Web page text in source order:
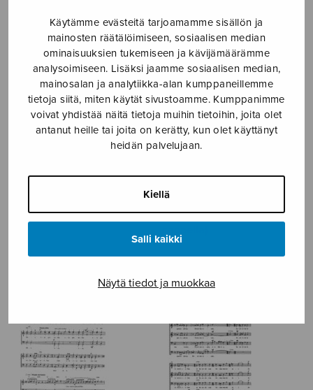
Käytämme evästeitä tarjoamamme sisällön ja
mainosten räätälöimiseen, sosiaalisen median
ominaisuuksien tukemiseen ja kävijämäärämme
analysoimiseen. Lisäksi jaamme sosiaalisen median,
mainosalan ja analytiikka-alan kumppaneillemme
tietoja siitä, miten käytät sivustoamme. Kumppanimme
voivat yhdistää näitä tietoja muihin tietoihin, joita olet
antanut heille tai joita on kerätty, kun olet käyttänyt
heidän palvelujaan.
Kiellä
Salli kaikki
Näytä tiedot ja muokkaa
17 laulua kesästä Adagio
Ahma
Ave Maria (Holma, a